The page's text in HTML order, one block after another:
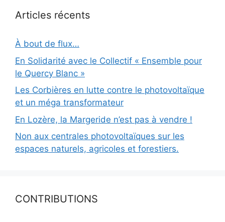
Articles récents
À bout de flux…
En Solidarité avec le Collectif « Ensemble pour
le Quercy Blanc »
Les Corbières en lutte contre le photovoltaïque
et un méga transformateur
En Lozère, la Margeride n’est pas à vendre !
Non aux centrales photovoltaïques sur les
espaces naturels, agricoles et forestiers.
CONTRIBUTIONS